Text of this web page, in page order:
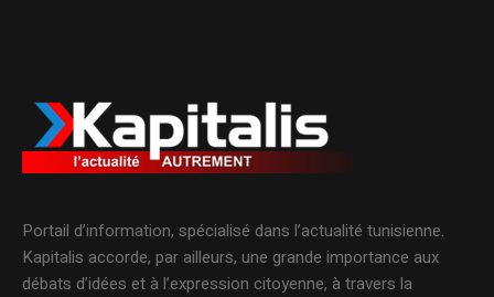
Portail d’information, spécialisé dans l’actualité tunisienne.
Kapitalis accorde, par ailleurs, une grande importance aux
débats d’idées et à l’expression citoyenne, à travers la